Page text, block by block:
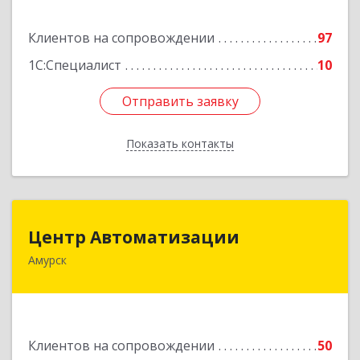
Клиентов на сопровождении
97
1С:Специалист
10
Отправить заявку
Показать контакты
Отправить заявку
Назад
Центр Автоматизации
Амурск
Клиентов на сопровождении 50
682640, Хабаровский край, Амурск г, Мира пр-